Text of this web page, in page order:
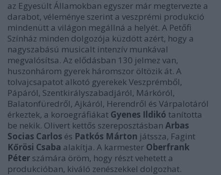
az Egyesült Államokban egyszer már megtervezte a
darabot, véleménye szerint a veszprémi produkció
mindenütt a világon megállná a helyét. A Petőfi
Színház minden dolgozója küzdött azért, hogy a
nagyszabású musicalt intenzív munkával
megvalósítsa. Az elődásban 130 jelmez van,
huszonhárom gyerek háromszor öltözik át. A
tolvajcsapatot alkotó gyerekek Veszprémből,
Pápáról, Szentkirályszabadjáról, Márkóról,
Balatonfüredről, Ajkáról, Herendről és Várpalotáról
érkeztek, a koroegráfiákat Gyenes Ildikó tanította
be nekik. Olivert kettős szereposztásban Arbas
Socias Carlos és Patkós Márton játssza, Fagint
Kőrösi Csaba alakítja. A karmester Oberfrank
Péter számára öröm, hogy részt vehetett a
produkcióban, kiváló zenészekkel dolgozhat.